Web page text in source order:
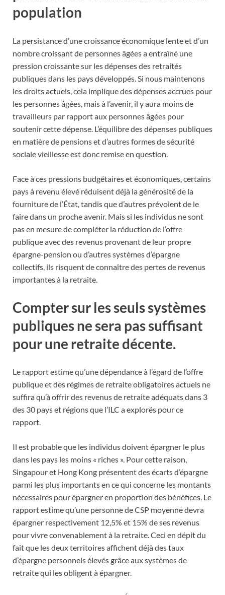
population
La persistance d’une croissance économique lente et d’un
nombre croissant de personnes âgées a entraîné une
pression croissante sur les dépenses des retraités
publiques dans les pays développés. Si nous maintenons
les droits actuels, cela implique des dépenses accrues pour
les personnes âgées, mais à l’avenir, il y aura moins de
travailleurs par rapport aux personnes âgées pour
soutenir cette dépense. L’équilibre des dépenses publiques
en matière de pensions et d’autres formes de sécurité
sociale vieillesse est donc remise en question.
Face à ces pressions budgétaires et économiques, certains
pays à revenu élevé réduisent déjà la générosité de la
fourniture de l’État, tandis que d’autres prévoient de le
faire dans un proche avenir. Mais si les individus ne sont
pas en mesure de compléter la réduction de l’offre
publique avec des revenus provenant de leur propre
épargne-pension ou d’autres systèmes d’épargne
collectifs, ils risquent de connaître des pertes de revenus
importantes à la retraite.
Compter sur les seuls systèmes
publiques ne sera pas suffisant
pour une retraite décente.
Le rapport estime qu’une dépendance à l’égard de l’offre
publique et des régimes de retraite obligatoires actuels ne
suffira qu’à offrir des revenus de retraite adéquats dans 3
des 30 pays et régions que l’ILC a explorés pour ce
rapport.
Il est probable que les individus doivent épargner le plus
dans les pays les moins « riches ». Pour cette raison,
Singapour et Hong Kong présentent des écarts d’épargne
parmi les plus importants en ce qui concerne les montants
nécessaires pour épargner en proportion des bénéfices. Le
rapport estime qu’une personne de CSP moyenne devra
épargner respectivement 12,5% et 15% de ses revenus
pour vivre convenablement à la retraite. Ceci en dépit du
fait que les deux territoires affichent déjà des taux
d’épargne personnels élevés grâce aux systèmes de
retraite qui les obligent à épargner.